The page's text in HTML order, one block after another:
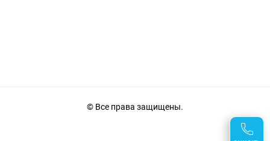
© Все права защищены.